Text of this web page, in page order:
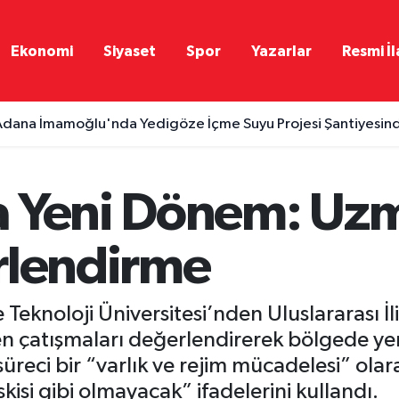
Ekonomi Siyaset Spor Yazarlar Resmi
İmamoğlu'nda Yedigöze İçme Suyu Projesi
Yeni Dönem:
Üniversitesi’nden Uluslararası
çatışmaları değerlendirerek bölgede
bir “varlık ve rejim mücadelesi”
gibi olmayacak” ifadelerini kullandı.